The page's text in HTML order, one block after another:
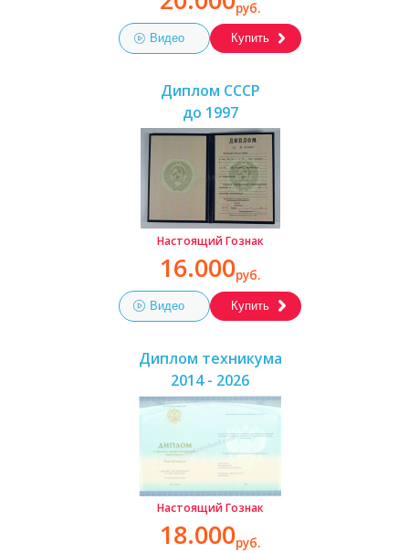
руб.
Видео Купить
Диплом СССР
до 1997
Настоящий Гознак
16.000руб.
Видео Купить
Диплом техникума
2014 - 2026
Настоящий Гознак
18.000руб.